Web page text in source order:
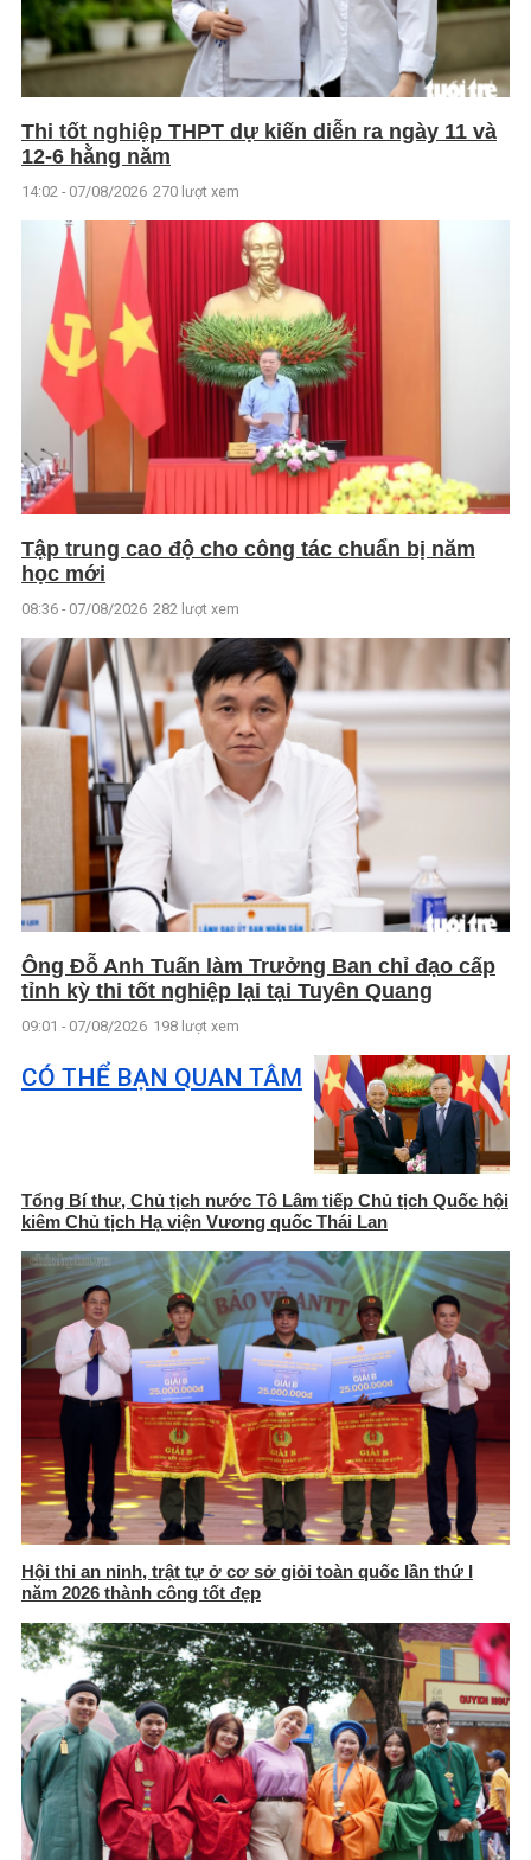
Thi tốt nghiệp THPT dự kiến diễn ra ngày 11 và
12-6 hằng năm
14:02 - 07/08/2026 270 lượt xem
Tập trung cao độ cho công tác chuẩn bị năm
học mới
08:36 - 07/08/2026 282 lượt xem
Ông Đỗ Anh Tuấn làm Trưởng Ban chỉ đạo cấp
tỉnh kỳ thi tốt nghiệp lại tại Tuyên Quang
09:01 - 07/08/2026 198 lượt xem
CÓ THỂ BẠN QUAN TÂM
Tổng Bí thư, Chủ tịch nước Tô Lâm tiếp Chủ tịch Quốc hội
kiêm Chủ tịch Hạ viện Vương quốc Thái Lan
Hội thi an ninh, trật tự ở cơ sở giỏi toàn quốc lần thứ I
năm 2026 thành công tốt đẹp